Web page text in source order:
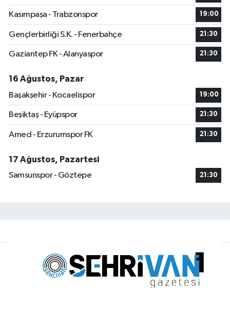
Kasımpaşa - Trabzonspor 19:00
Gençlerbirliği S.K. - Fenerbahçe 21:30
Gaziantep FK - Alanyaspor 21:30
16 Ağustos, Pazar
Başakşehir - Kocaelispor
19:00
Beşiktaş - Eyüpspor 21:30
Amed - Erzurumspor FK 21:30
17 Ağustos, Pazartesi
Samsunspor - Göztepe
21:30